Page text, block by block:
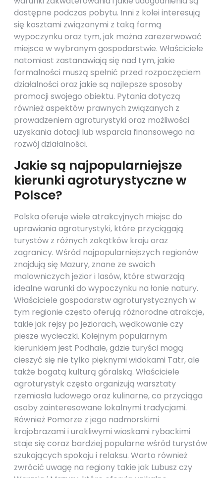
dostępne podczas pobytu. Inni z kolei interesują
się kosztami związanymi z taką formą
wypoczynku oraz tym, jak można zarezerwować
miejsce w wybranym gospodarstwie. Właściciele
natomiast zastanawiają się nad tym, jakie
formalności muszą spełnić przed rozpoczęciem
działalności oraz jakie są najlepsze sposoby
promocji swojego obiektu. Pytania dotyczą
również aspektów prawnych związanych z
prowadzeniem agroturystyki oraz możliwości
uzyskania dotacji lub wsparcia finansowego na
rozwój działalności.
Jakie są najpopularniejsze
kierunki agroturystyczne w
Polsce?
Polska oferuje wiele atrakcyjnych miejsc do
uprawiania agroturystyki, które przyciągają
turystów z różnych zakątków kraju oraz
zagranicy. Wśród najpopularniejszych regionów
znajdują się Mazury, znane ze swoich
malowniczych jezior i lasów, które stwarzają
idealne warunki do wypoczynku na łonie natury.
Właściciele gospodarstw agroturystycznych w
tym regionie często oferują różnorodne atrakcje,
takie jak rejsy po jeziorach, wędkowanie czy
piesze wycieczki. Kolejnym popularnym
kierunkiem jest Podhale, gdzie turyści mogą
cieszyć się nie tylko pięknymi widokami Tatr, ale
także bogatą kulturą góralską. Właściciele
agroturystyk często organizują warsztaty
rzemiosła ludowego oraz kulinarne, co przyciąga
osoby zainteresowane lokalnymi tradycjami.
Również Pomorze z jego nadmorskimi
krajobrazami i urokliwymi wioskami rybackimi
staje się coraz bardziej popularne wśród turystów
szukających spokoju i relaksu. Warto również
zwrócić uwagę na regiony takie jak Lubusz czy